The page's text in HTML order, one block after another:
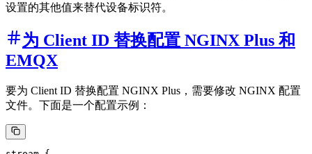
设置的其他值来替代设备标识符。
为 Client ID 替换配置 NGINX Plus 和
EMQX
要为 Client ID 替换配置 NGINX Plus，需要修改 NGINX 配置
文件。下面是一个配置示例：